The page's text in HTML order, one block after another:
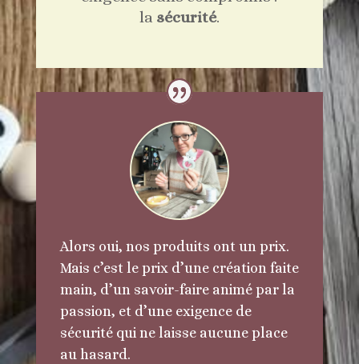
la sécurité.
Alors oui, nos produits ont un prix.
Mais c’est le prix d’une création faite
main, d’un savoir-faire animé par la
passion, et d’une exigence de
sécurité qui ne laisse aucune place
au hasard.